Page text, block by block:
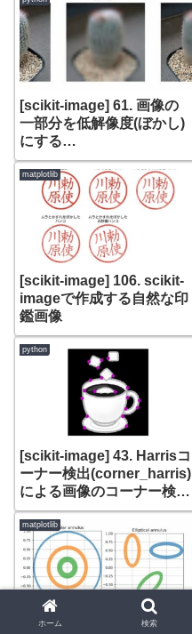
[scikit-image] 61. 画像の
一部分を低解像度(ぼかし)
にする
(skimage.transform
pyramid_gaussian,
rescale)
matplotlib
[scikit-image] 106. scikit-
imageで作成する自然な印
鑑画像
python
[scikit-image] 43. Harrisコ
ーナー検出(corner_harris)
による画像のコーナー検出
(skimage.feature hog)
matplotlib
[matplotlib] 115. 円環と楕
ホーム 検索